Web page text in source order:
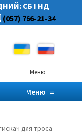
СБ І НД
(057) 766-21-34
Меню≡
Меню≡
для троса